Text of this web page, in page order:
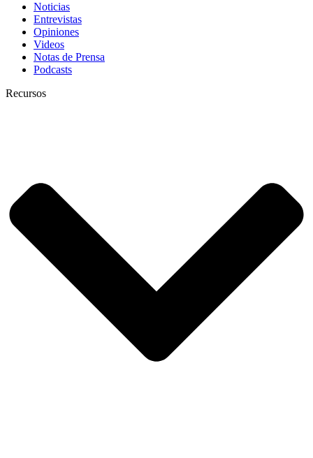
Noticias
Entrevistas
Opiniones
Videos
Notas de Prensa
Podcasts
Recursos